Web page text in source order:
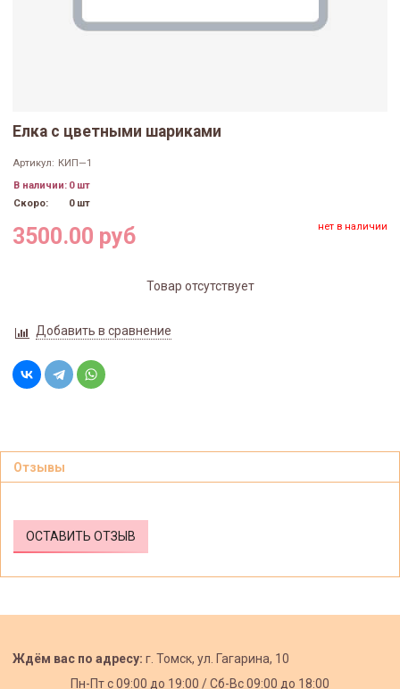
Елка с цветными шариками
Артикул: КИП—1
В наличии: 0 шт
Скоро:
0 шт
3500.00 руб нет в наличии
Товар отсутствует
Добавить в сравнение
Отзывы
ОСТАВИТЬ ОТЗЫВ
Ждём вас по адресу: г. Томск, ул. Гагарина, 10
Пн-Пт с09:00 до 19:00 /Сб-Вс 09:00 до 18:00